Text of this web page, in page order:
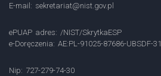
E-mail: sekretariat@nist.gov.pl
ePUAP adres: /NIST/SkrytkaESP
e-Doręczenia: AE:PL-91025-87686-UBSDF-31
Nip: 727-279-74-30